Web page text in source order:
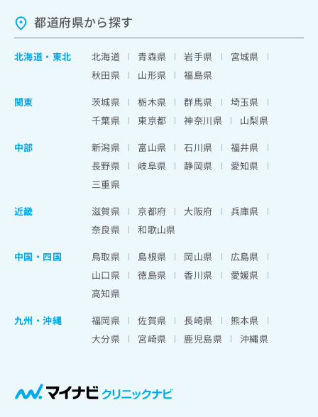
都道府県から探す
北海道 ・ 東北 北海道 青森県 岩手県
宮城県
秋田県
山形県
福島県
関東
茨城県 栃木県 群馬県
埼玉県
千葉県
東京都 神奈川県
山梨県
中部
新潟県 富山県 石川県
福井県
長野県
岐阜県 静岡県
愛知県
三重県
近畿
滋賀県 京都府 大阪府
兵庫県
奈良県
和歌山県
中国・四国
鳥取県 島根県 岡山県
広島県
山口県
徳島県 香川県
愛媛県
高知県
九州・沖縄
福岡県 佐賀県 長崎県
熊本県
大分県
宮崎県 鹿児島県 沖縄県